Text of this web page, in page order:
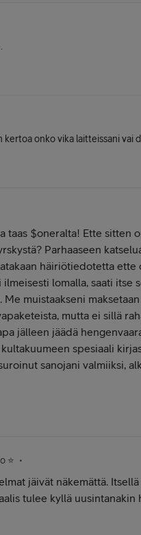
kertoa onko vika laitteissani vai
taas $oneralta! Ette sitten
Parhaaseen
häiriötiedotetta ette
ilmeisesti lomalla, saati
Me muistaakseni
mutta ei sillä
jälleen jäädä
spesiaali
sanojani valmiiksi,
⭐️
jäivät näkemättä.
tulee kyllä uusintanakin